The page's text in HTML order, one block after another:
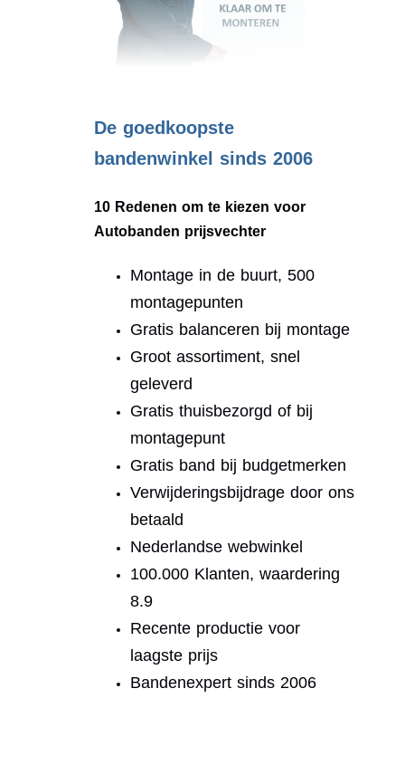
De goedkoopste
bandenwinkel sinds 2006
10 Redenen om te kiezen voor
Autobanden prijsvechter
Montage in de buurt, 500
montagepunten
Gratis balanceren bij montage
Groot assortiment, snel
geleverd
Gratis thuisbezorgd of bij
montagepunt
Gratis band bij budgetmerken
Verwijderingsbijdrage door ons
betaald
Nederlandse webwinkel
100.000 Klanten, waardering
8.9
Recente productie voor
laagste prijs
Bandenexpert sinds 2006